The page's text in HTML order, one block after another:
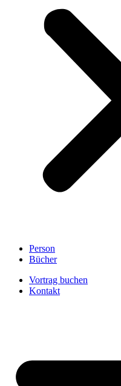
Person
Bücher
Vortrag buchen
Kontakt